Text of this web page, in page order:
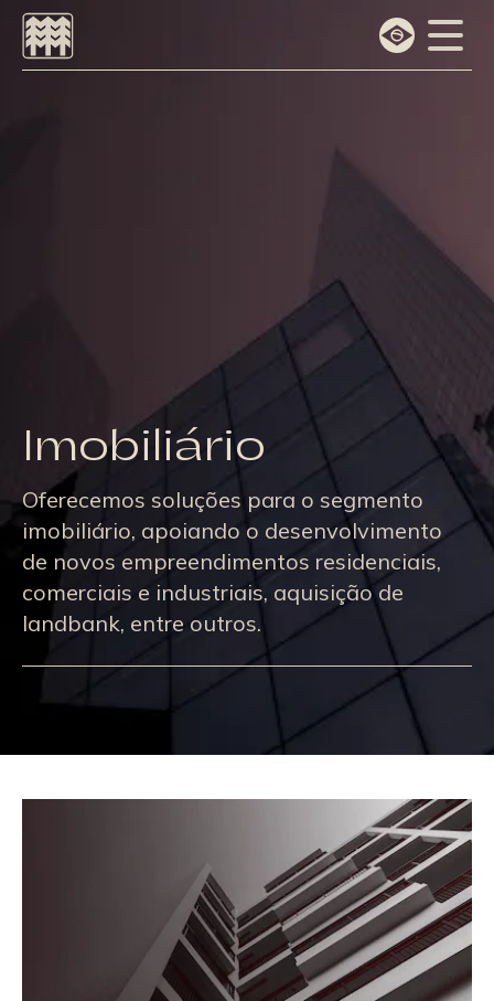
Escolha o idioma
Imobiliário
Oferecemos soluções para o segmento
imobiliário, apoiando o desenvolvimento
de novos empreendimentos residenciais,
comerciais e industriais, aquisição de
landbank, entre outros.